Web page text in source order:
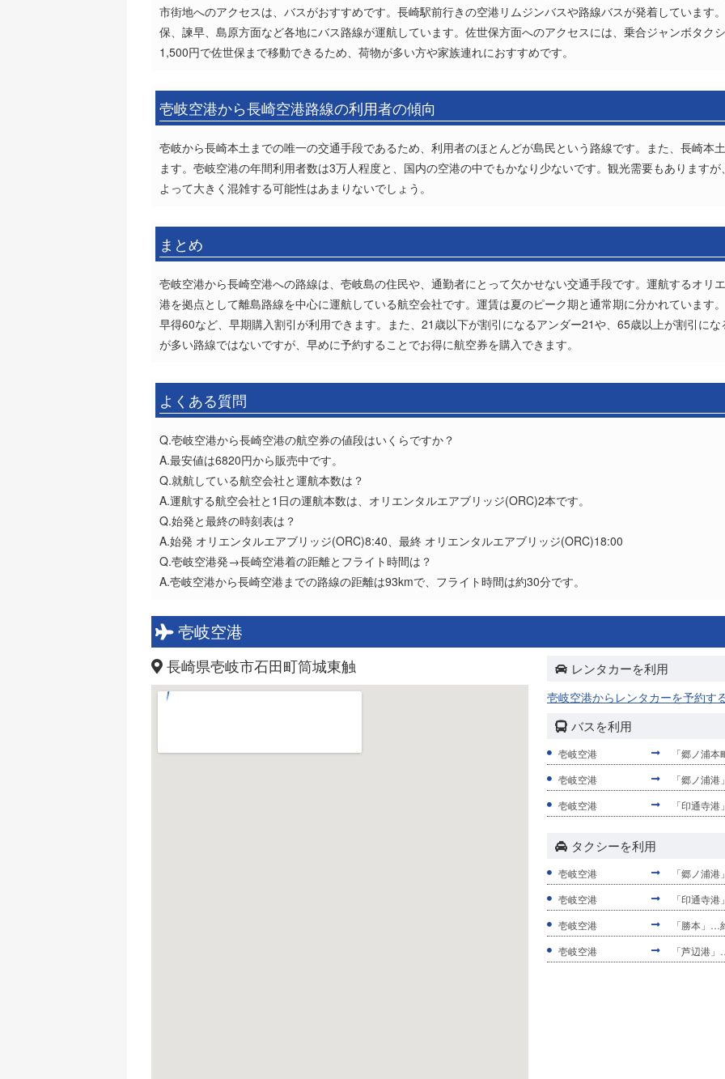
市街地へのアクセスは、バスがおすすめです。長崎駅前行きの空港リムジンバスや路線バスが発着しています
保、諫早、島原方面など各地にバス路線が運航しています。佐世保方面へのアクセスには、乗合ジャンボタク
1,500円で佐世保まで移動できるため、荷物が多い方や家族連れにおすすめです。
壱岐空港から長崎空港路線の利用者の傾向
壱岐から長崎本土までの唯一の交通手段であるため、利用者のほとんどが島民という路線です。また、長崎本
ます。壱岐空港の年間利用者数は3万人程度と、国内の空港の中でもかなり少ないです。観光需要もあります
よって大きく混雑する可能性はあまりないでしょう。
まとめ
壱岐空港から長崎空港への路線は、壱岐島の住民や、通勤者にとって欠かせない交通手段です。運航するオリ
港を拠点として離島路線を中心に運航している航空会社です。運賃は夏のピーク期と通常期に分かれています
早得60など、早期購入割引が利用できます。また、21歳以下が割引になるアンダー21や、65歳以上が割引に
が多い路線ではないですが、早めに予約することでお得に航空券を購入できます。
よくある質問
Q.壱岐空港から長崎空港の航空券の値段はいくらですか？
A.最安値は6820円から販売中です。
Q.就航している航空会社と運航本数は？
A.運航する航空会社と1日の運航本数は、オリエンタルエアブリッジ(ORC)2本です。
Q.始発と最終の時刻表は？
A.始発 オリエンタルエアブリッジ(ORC)8:40、最終 オリエンタルエアブリッジ(ORC)18:00
Q.壱岐空港発→長崎空港着の距離とフライト時間は？
A.壱岐空港から長崎空港までの路線の距離は93kmで、フライト時間は約30分です。
壱岐空港
長崎県壱岐市石田町筒城東触 レンタカーを利用
壱岐空港からレンタカーを予約す
バスを利用
壱岐空港
「郷ノ浦
壱岐空港
「郷ノ浦
壱岐空港
「印通寺
タクシーを利用
壱岐空港
「郷ノ浦
壱岐空港
「印通寺
壱岐空港
「勝本」…
壱岐空港
「芦辺港